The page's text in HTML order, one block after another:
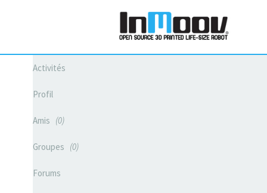
Activités
Profil
Amis 0
Groupes 0
Forums